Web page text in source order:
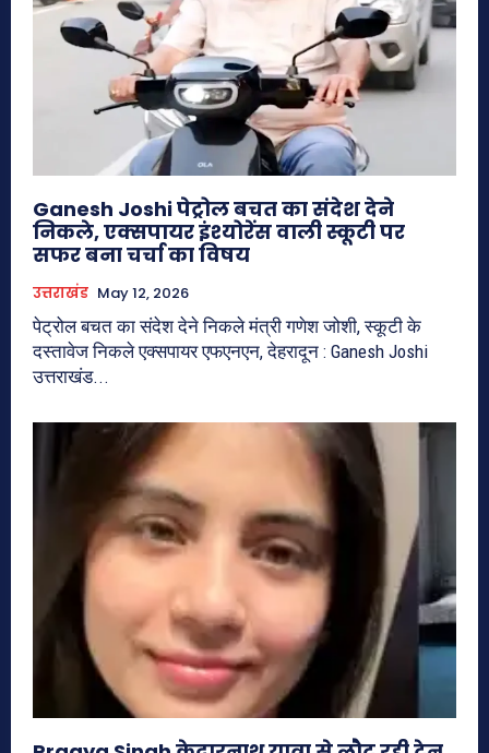
Ganesh Joshi पेट्रोल बचत का संदेश देने
निकले, एक्सपायर इंश्योरेंस वाली स्कूटी पर
सफर बना चर्चा का विषय
उत्तराखंड May 12, 2026
पेट्रोल बचत का संदेश देने निकले मंत्री गणेश जोशी, स्कूटी के
दस्तावेज निकले एक्सपायर एफएनएन, देहरादून : Ganesh Joshi
उत्तराखंड...